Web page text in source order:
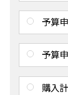
予算
予算
購入